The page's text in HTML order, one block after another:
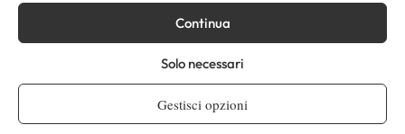
Continua
Solo necessari
Gestisci opzioni
Facebook